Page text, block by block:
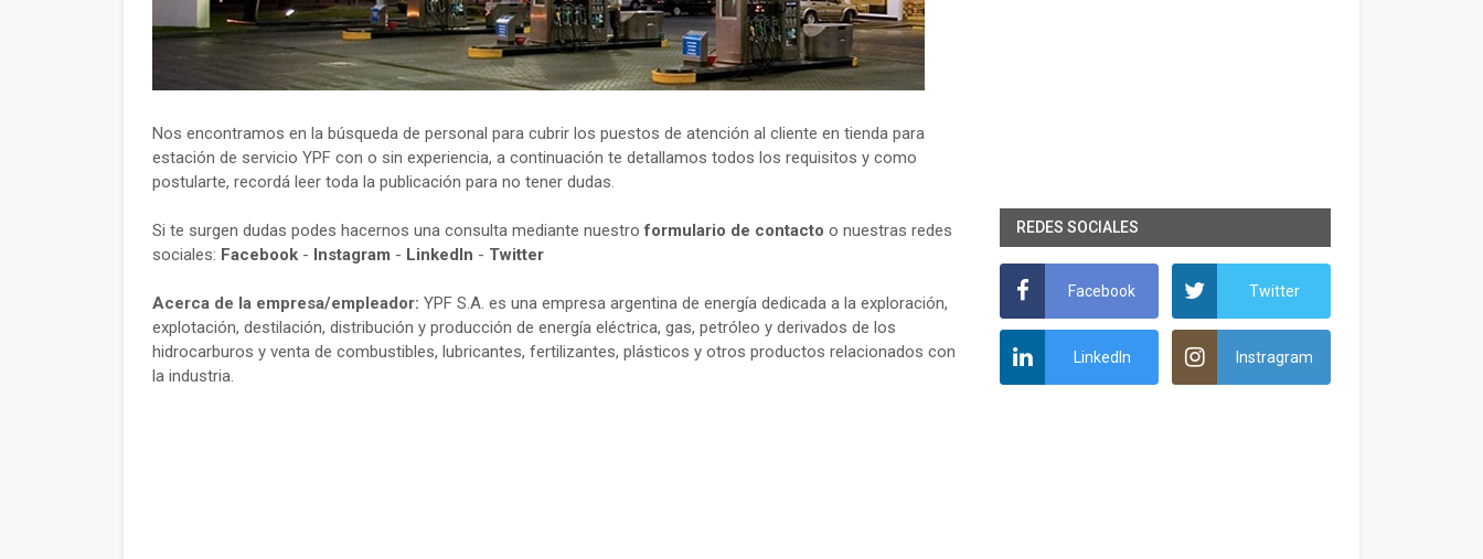
Nos encontramos en la búsqueda de personal para cubrir los puestos de atención al cliente en tienda para
estación de servicio YPF con o sin experiencia, a continuación te detallamos todos los requisitos y como
postularte, recordá leer toda la publicación para no tener dudas.
Si te surgen dudas podes hacernos una consulta mediante nuestroformulario de contacto o nuestras redes
sociales: Facebook - Instagram - LinkedIn - Twitter
Acerca de la empresa/empleador: YPF S.A. es una empresa argentina de energía dedicada a la exploración,
explotación, destilación, distribución y producción de energía eléctrica, gas, petróleo y derivados de los
hidrocarburos y venta de combustibles, lubricantes, fertilizantes, plásticos y otros productos relacionados con
la industria.
REDES SOCIALES
Facebook Twitter
LinkedIn Instragram